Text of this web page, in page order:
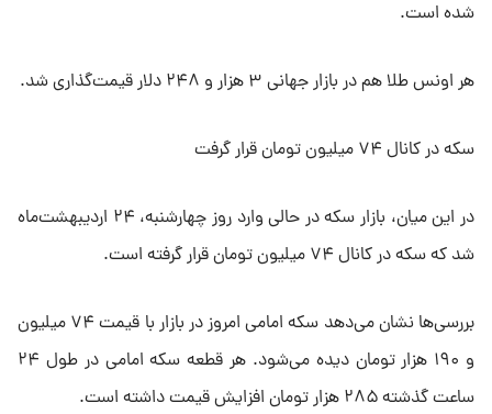
شده است.
هر اونس طلا هم در بازار جهانی ۳ هزار و ۲۴۸ دلار قیمت‌گذاری شد.
سکه در کانال ۷۴ میلیون تومان قرار گرفت
در این میان، بازار سکه در حالی وارد روز چهارشنبه، ۲۴ اردیبهشت‌ماه
شد که سکه در کانال ۷۴ میلیون تومان قرار گرفته است.
بررسی‌ها نشان می‌دهد سکه امامی امروز در بازار با قیمت ۷۴ میلیون
و ۱۹۰ هزار تومان دیده می‌شود. هر قطعه سکه امامی در طول ۲۴
ساعت گذشته ۲۸۵ هزار تومان افزایش قیمت داشته است.